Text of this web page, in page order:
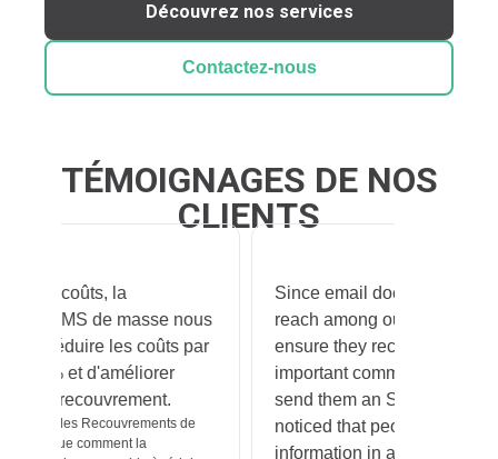
Découvrez nos services
Contactez-nous
TÉMOIGNAGES DE NOS
CLIENTS
Since email doesn't have much
reach among our customers, to
ensure they receive and read
important communications, we
send them an SMS. We have
noticed that people regard the
information in a text message as